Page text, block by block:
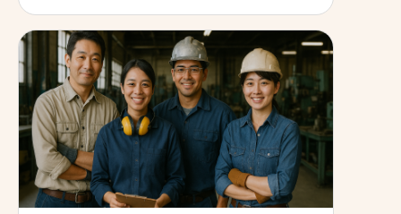
い事だと思いま
課題に取り組み実現
行動力のある議員さ
とても心強いです！